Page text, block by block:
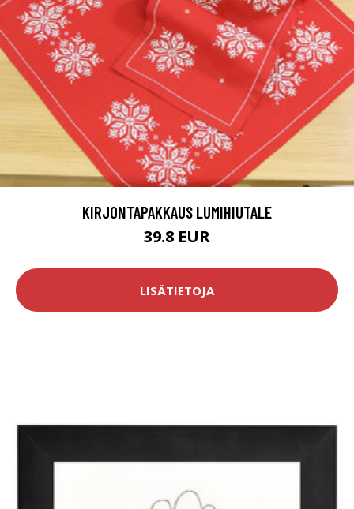
KIRJONTAPAKKAUS LUMIHIUTALE
39.8 EUR
LISÄTIETOJA